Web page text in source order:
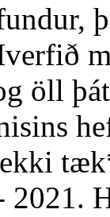
öll